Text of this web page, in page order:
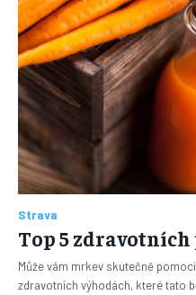
Strava
Top 5
Může vám mrkev skutečně
zdravotních výhodách, které tato